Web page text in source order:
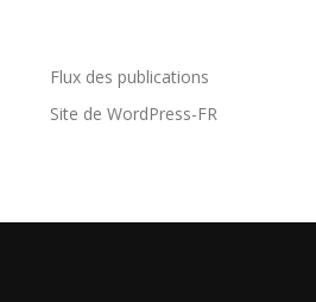
Flux des publications
Site de WordPress-FR